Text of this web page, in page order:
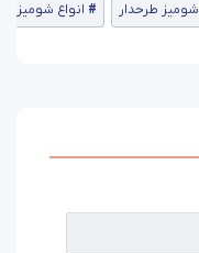
شومیز طرحدار انواع شومیز